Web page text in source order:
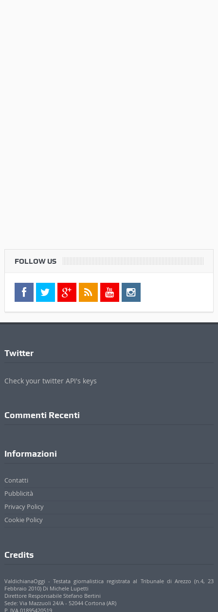
FOLLOW US
Twitter
Check your twitter API's keys
Commenti Recenti
Informazioni
Contatti
Pubblicità
Privacy Policy
Cookie Policy
Credits
ValdichianaOggi - Testata giornalistica registrata al Tribunale di Arezzo (n.4, 23
Febbraio 2010) Di Michele Lupetti
Direttore Responsabile Stefano Bertini
Sede: Via Mazzuoli 24/A - 52044 Cortona (AR)
P. IVA 01895420519